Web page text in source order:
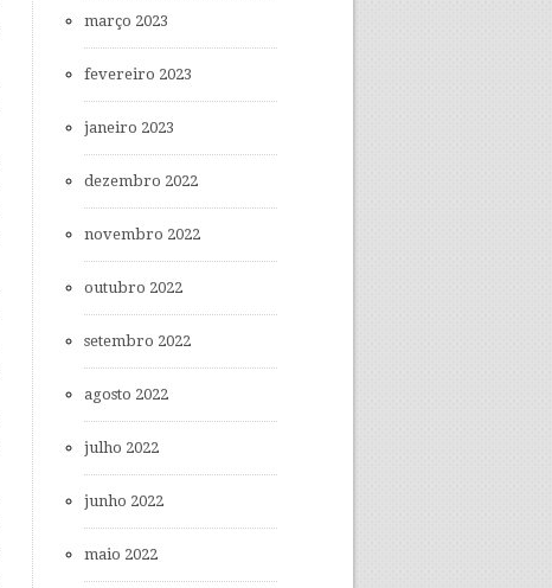
março 2023
fevereiro 2023
janeiro 2023
dezembro 2022
novembro 2022
outubro 2022
setembro 2022
agosto 2022
julho 2022
junho 2022
maio 2022